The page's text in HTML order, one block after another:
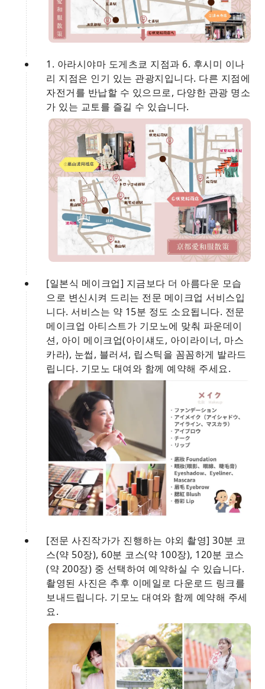
1. 아라시야마 도게츠쿄 지점과 6. 후시미 이나
리 지점은 인기 있는 관광지입니다. 다른 지점에
자전거를 반납할 수 있으므로, 다양한 관광 명소
가 있는 교토를 즐길 수 있습니다.
[일본식 메이크업] 지금보다 더 아름다운 모습
으로 변신시켜 드리는 전문 메이크업 서비스입
니다. 서비스는 약 15분 정도 소요됩니다. 전문
메이크업 아티스트가 기모노에 맞춰 파운데이
션, 아이 메이크업(아이섀도, 아이라이너, 마스
카라), 눈썹, 블러셔, 립스틱을 꼼꼼하게 발라드
립니다. 기모노 대여와 함께 예약해 주세요.
[전문 사진작가가 진행하는 야외 촬영] 30분 코
스(약 50장), 60분 코스(약 100장), 120분 코스
(약 200장) 중 선택하여 예약하실 수 있습니다.
촬영된 사진은 추후 이메일로 다운로드 링크를
보내드립니다. 기모노 대여와 함께 예약해 주세
요.